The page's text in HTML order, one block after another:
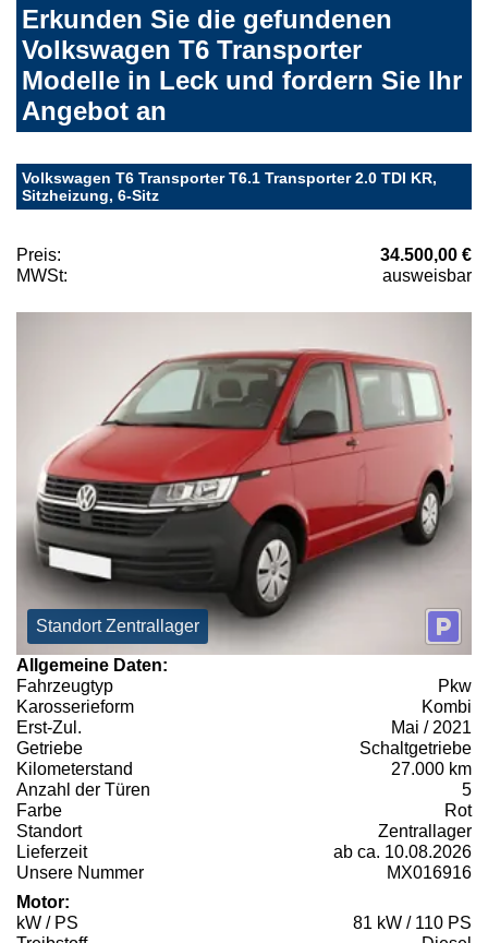
Erkunden Sie die gefundenen
Volkswagen T6 Transporter
Modelle in Leck und fordern Sie Ihr
Angebot an
Volkswagen T6 Transporter T6.1 Transporter 2.0 TDI KR,
Sitzheizung, 6-Sitz
Preis:
34.500,00 €
MWSt:
ausweisbar
Standort Zentrallager
Allgemeine Daten:
Fahrzeugtyp
Pkw
Karosserieform
Kombi
Erst-Zul.
Mai / 2021
Getriebe
Schaltgetriebe
Kilometerstand
27.000 km
Anzahl der Türen
5
Farbe
Rot
Standort
Zentrallager
Lieferzeit
ab ca. 10.08.2026
Unsere Nummer
MX016916
Motor:
kW / PS
81 kW / 110 PS